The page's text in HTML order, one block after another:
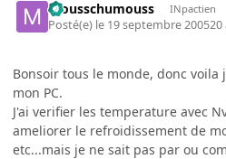
mousschumouss INpactien
Posté(e) le 19 septembre 200520
Bonsoir tous le monde, donc
mon PC.
J'ai verifier les temperature avec
ameliorer le refroidissement de
etc...mais je ne sait pas par ou